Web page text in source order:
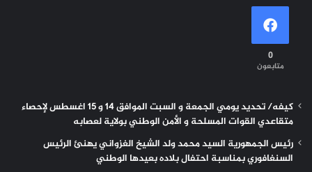
0
متابعون
كيفه/ تحديد يومي الجمعة و السبت الموافق 14 و 15 اغسطس لإحصاء
متقاعدي القوات المسلحة و الأمن الوطني بولاية لعصابه
رئيس الجمهورية السيد محمد ولد الشيخ الغزواني يهنئ الرئيس
السنغافوري بمناسبة احتفال بلاده بعيدها الوطني